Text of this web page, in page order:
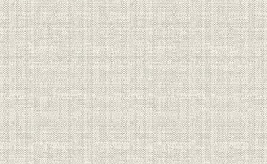
1.不動産事業の動向
2.流通・レジャー事業の展開
第6節 資金調達と経営成果
1.資金調達
2.経営成果
第4章 戦時統合と京阪電気鉄道の再発足(1943―1954年)